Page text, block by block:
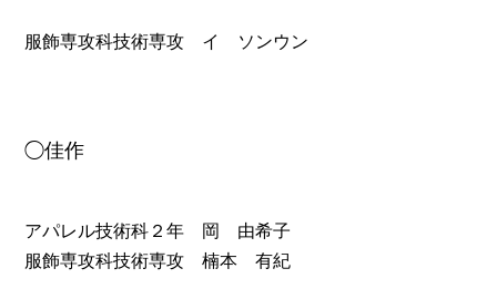
服飾専攻科技術専攻 イ ソンウン
◯佳作
アパレル技術科２年 岡 由希子
服飾専攻科技術専攻 楠本 有紀